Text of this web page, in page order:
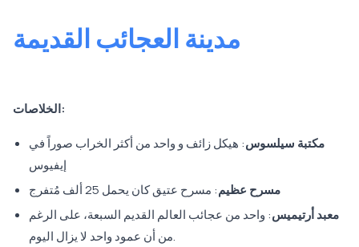
مدينة العجائب القديمة
الخلاصات:
مكتبة سيلسوس: هيكل زائف و واحد من أكثر الخراب صوراً في
إيفيوس
مسرح عظيم: مسرح عتيق كان يحمل 25 ألف مُتفرج
معبد أرتيميس: واحد من عجائب العالم القديم السبعة، على الرغم
من أن عمود واحد لا يزال اليوم.